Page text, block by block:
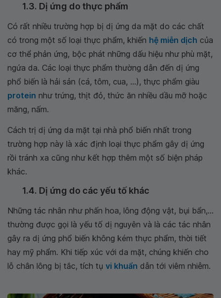
1.3. Dị ứng do thực phẩm
Có rất nhiều trường hợp bị dị ứng da mặt do các chất
có trong một số loại thực phẩm, khiến hệ miễn dịch của
cơ thể phản ứng, bộc phát những dấu hiệu như phù mặt,
ngứa da. Các loại thực phẩm thường dẫn đến dị ứng
phổ biến là hải sản (cá, tôm, cua, …), thực phẩm giàu
protein như trứng, thịt đỏ, thức ăn nhiều dầu mỡ hoặc
măng, nấm.
Cách trị dị ứng da mặt tại nhà phổ biến nhất trong
trường hợp này là xác định loại thực phẩm gây dị ứng
rồi tránh xa cũng như kết hợp thêm một số biện pháp
khác.
1.4. Dị ứng do các yếu tố khác
Những tác nhân như phấn hoa, lông động vật, bụi bẩn,…
thường được gọi là yếu tố dị nguyên và là các tác nhân
gây ra dị ứng phổ biến không kém thực phẩm, thời tiết
hay mỹ phẩm. Khi tiếp xúc với da mặt, chúng khiến cho
lỗ chân lông bị tắc, tích tụ vi khuẩn dẫn tới viêm nhiễm.